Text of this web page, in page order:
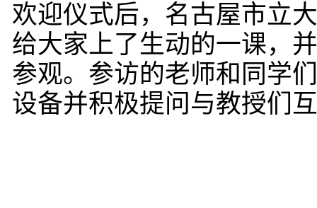
欢迎仪式后，名古屋市立
给大家上了生动的一课，
参观。参访的老师和同学
设备并积极提问与教授们